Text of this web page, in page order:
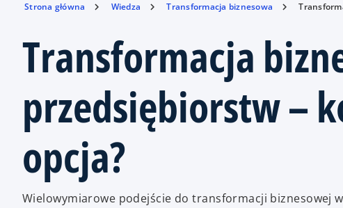
Strona główna Wiedza Transformacja biznesowa
Transformacja
przedsiębiorstw –
opcja?
Wielowymiarowe podejście do transformacji biznesowej